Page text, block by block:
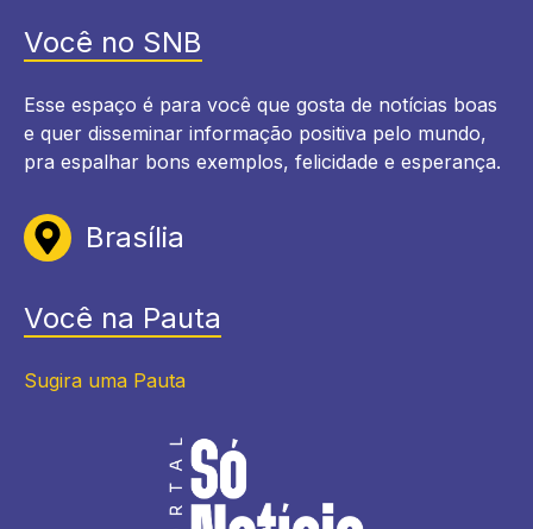
Você no SNB
Esse espaço é para você que gosta de notícias boas
e quer disseminar informação positiva pelo mundo,
pra espalhar bons exemplos, felicidade e esperança.
Brasília
Você na Pauta
Sugira uma Pauta